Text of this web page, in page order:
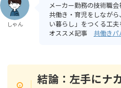
しゃん
メーカー勤務の技術職会
共働き・育児をしなが
い暮らし」をつくる工夫
オススメ記事 共働き
結論：左手にナ